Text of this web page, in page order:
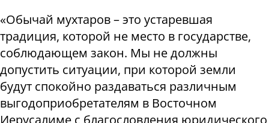
«Обычай мухтаров – это устаревшая
традиция, которой не место в государстве,
соблюдающем закон. Мы не должны
допустить ситуации, при которой земли
будут спокойно раздаваться различным
выгодоприобретателям в Восточном